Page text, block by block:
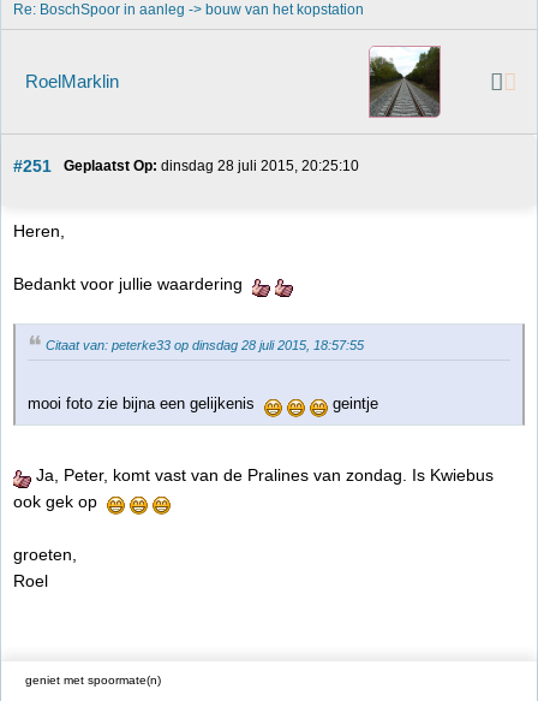
Re: BoschSpoor in aanleg -> bouw van het kopstation
RoelMarklin
#251 Geplaatst Op: dinsdag 28 juli 2015, 20:25:10
Heren,
Bedankt voor jullie waardering
Citaat van: peterke33 op dinsdag 28 juli 2015, 18:57:55
mooi foto zie bijna een gelijkenis geintje
Ja, Peter, komt vast van de Pralines van zondag. Is Kwiebus
ook gek op
groeten,
Roel
geniet met spoormate(n)